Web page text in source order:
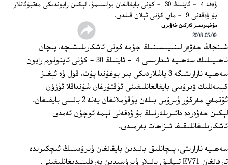
ۋەقە 4 ‏ - ئاينىڭ 30 ‏ - كۈنى بايقالغان بولسىمۇ، لېكىن رايوندىكى مەتبۇئاتلار
بۇ ۋەقەنى 9 ‏ - ماي كۈنى ئېلان قىلدى.
مۇخبىرىمىز ئەركىن خەۋىرى
2008.05.09
شىنجاڭ خەۋەر لىنىيىسىنىڭ جۈمە كۈنى ئاشكارىلىشىچە، پىچان
ناھىيىلىك سەھىيە ئىدارىسى 4 ‏ - ئاينىڭ 30 - كۈنى ئاپتونوم رايون
سەھىيە نازارىتىگە 3 ياشلاردىكى بىر بوغۇندا پۇت، قول ۋە ئېغىز
كېسەللىك ۋىرۇسى بايقالغانلىقىنى ئۇقتۇرغان شۇنداقلا ئۇزۇن
ئۆتمەي مەزكۇر ۋىرۇس بىلەن يۇقۇملانغان يەنە 2 بالىنى بايقىغان.
لېكىن خەۋەردە دائىرىلەرنىڭ بۇ ۋەقەنى نېمە ئۈچۈن ئەمدى
ئاشكارىلىغانلىقىغا ئىزاھات بەرمىدى.
سەھىيە نازارىتى، پىچانلىق بالىدىن بايقالغان ۋىرۇسنىڭ ئىچكىرىدە
تارقالغان EV71 تىپلىق بالىلار ۋىرۇسىدىن پەرقلىنىدىغانلىقىنى،